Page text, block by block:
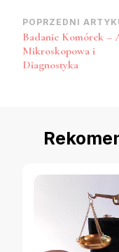
wpisu
POPRZEDNI
Badanie Komórek –
Mikroskopowa i
Diagnostyka